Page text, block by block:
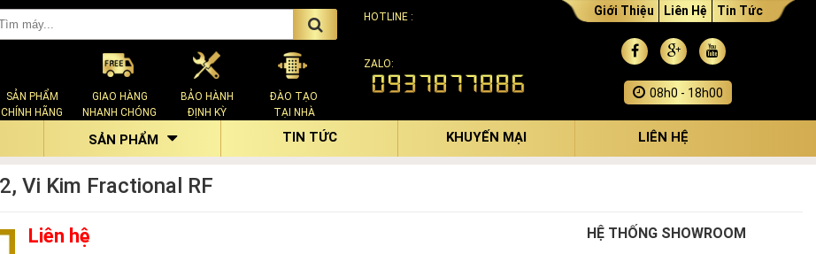
SẢN PHẨM
CHÍNH HÃNG
GIAO HÀNG
NHANH CHÓNG
BẢO HÀNH
ĐỊNH KỲ
ĐÀO TẠO
TẠI NHÀ
HOTLINE :
ZALO:
Giới Thiệu Liên Hệ Tin Tức
08h0 - 18h00
SẢN PHẨM TIN TỨC KHUYẾN MẠI LIÊN HỆ
Vi Kim Fractional RF
Liên hệ HỆ THỐNG SHOWROOM